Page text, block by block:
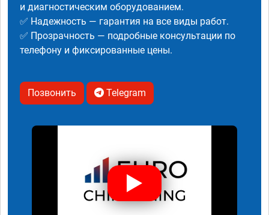
и диагностическим оборудованием.
✅ Надежность — гарантия на все виды работ.
✅ Прозрачность — подробные консультации по
телефону и фиксированные цены.
Позвонить Telegram